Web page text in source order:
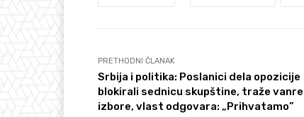
PRETHODNI ČLANAK
Srbija i politika: Poslanici dela opozicije
blokirali sednicu skupštine, traže
izbore, vlast odgovara: „Prihvatamo”